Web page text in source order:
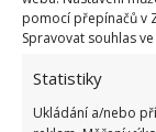
pomocí přepínačů v
Spravovat souhlas
Statistiky
Ukládání a/nebo
výhled, ani
sprchu pro